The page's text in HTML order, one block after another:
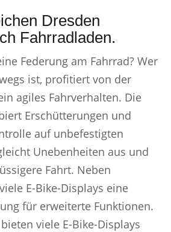
Dresden
Fahrradladen.
Federung am Fahrrad? Wer
ist, profitiert von der
agiles Fahrverhalten. Die
Erschütterungen und
auf unbefestigten
Unebenheiten aus und
Fahrt. Neben
E-Bike-Displays eine
für erweiterte Funktionen.
viele E-Bike-Displays